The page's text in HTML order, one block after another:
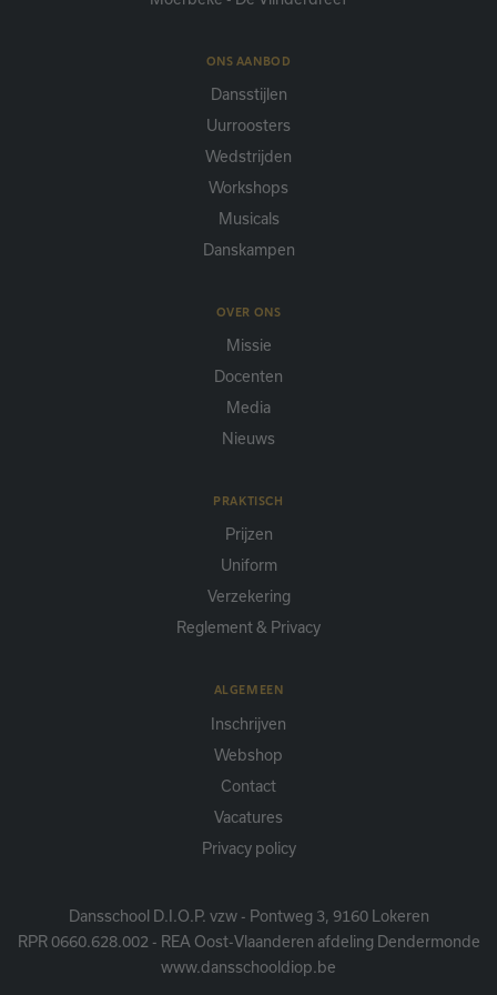
ONS AANBOD
Dansstijlen
Uurroosters
Wedstrijden
Workshops
Musicals
Danskampen
OVER ONS
Missie
Docenten
Media
Nieuws
PRAKTISCH
Prijzen
Uniform
Verzekering
Reglement & Privacy
ALGEMEEN
Inschrijven
Webshop
Contact
Vacatures
Privacy policy
Dansschool D.I.O.P. vzw - Pontweg 3, 9160 Lokeren
RPR 0660.628.002 - REA Oost-Vlaanderen afdeling Dendermonde
www.dansschooldiop.be